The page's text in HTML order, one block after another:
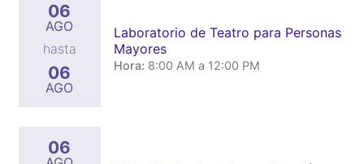
06
AGO
hasta
06
AGO
Laboratorio de Teatro para Personas
Mayores
Hora: 8:00 AM a 12:00 PM
06